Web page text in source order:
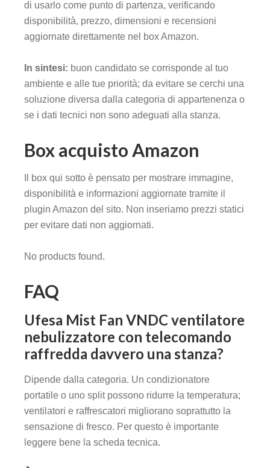
di usarlo come punto di partenza, verificando
disponibilità, prezzo, dimensioni e recensioni
aggiornate direttamente nel box Amazon.
In sintesi: buon candidato se corrisponde al tuo
ambiente e alle tue priorità; da evitare se cerchi una
soluzione diversa dalla categoria di appartenenza o
se i dati tecnici non sono adeguati alla stanza.
Box acquisto Amazon
Il box qui sotto è pensato per mostrare immagine,
disponibilità e informazioni aggiornate tramite il
plugin Amazon del sito. Non inseriamo prezzi statici
per evitare dati non aggiornati.
No products found.
FAQ
Ufesa Mist Fan VNDC ventilatore
nebulizzatore con telecomando
raffredda davvero una stanza?
Dipende dalla categoria. Un condizionatore
portatile o uno split possono ridurre la temperatura;
ventilatori e raffrescatori migliorano soprattutto la
sensazione di fresco. Per questo è importante
leggere bene la scheda tecnica.